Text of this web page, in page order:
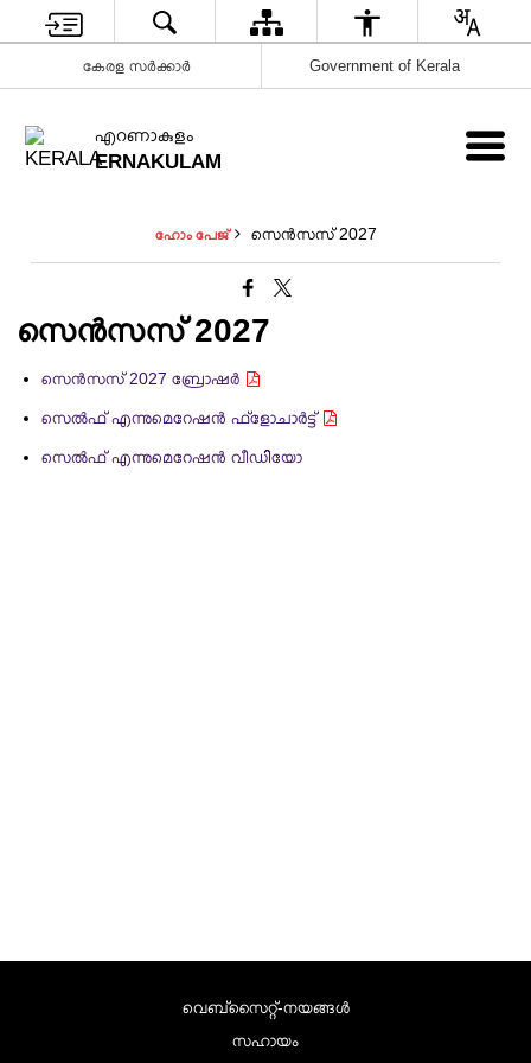
കേരള സർക്കാർ Government of Kerala
എറണാകുളം
ERNAKULAM
ഹോം പേജ് സെൻസസ് 2027
സെൻസസ് 2027
സെൻസസ് 2027 ബ്രോഷർ
സെൽഫ് എന്നുമെറേഷൻ ഫ്ളോചാർട്ട്
സെൽഫ് എന്നുമെറേഷൻ വീഡിയോ
വെബ്സൈറ്റ്-നയങ്ങള്‍
സഹായം